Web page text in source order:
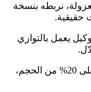
نربطه بنسخة
يعمل بالتوازي
ننقل الوكيل للإنتاج على 20% من الحجم،